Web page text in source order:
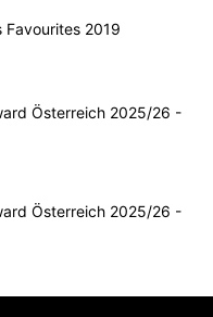
Favourites 2019
Österreich 2025/26 -
Österreich 2025/26 -